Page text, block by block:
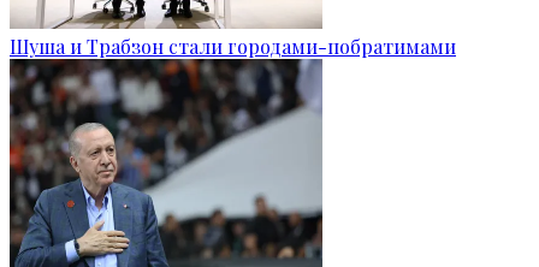
Шуша и Трабзон стали городами-побратимами